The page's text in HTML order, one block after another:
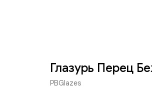
Глазурь Перец
PBGlazes